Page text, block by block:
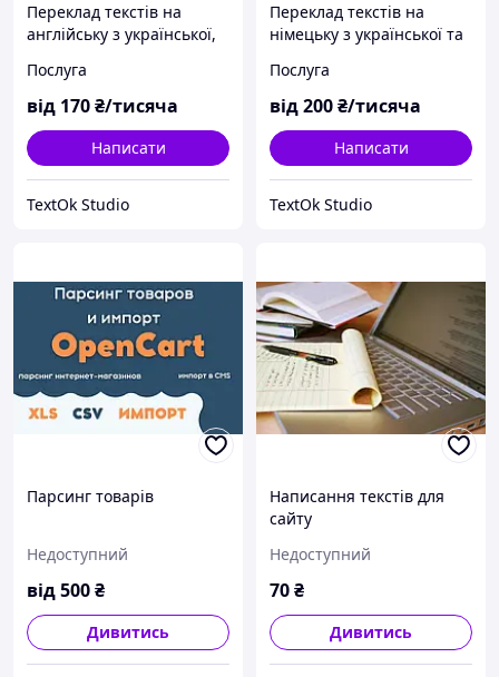
Переклад текстів на
англійську з української,
Послуга
від 170₴/тисяча
Написати
TextOk Studio
Переклад текстів на
німецьку з української та
Послуга
від200₴/тисяча
Написати
TextOk Studio
Парсинг товарів
Недоступний
від500₴
Дивитись
Написання текстів для
сайту
Недоступний
70₴
Дивитись